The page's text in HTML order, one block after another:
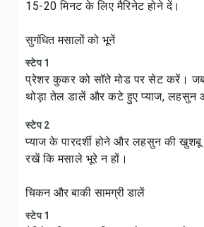
15-20 मिनट के लिए मैरिनेट होने दें।
सुगंधित मसालों को भूनें
स्टेप 1
प्रेशर कुकर को सॉते मोड पर सेट करें। जब
थोड़ा तेल डालें और कटे हुए प्याज, लहसुन
स्टेप 2
प्याज के पारदर्शी होने और लहसुन की
रखें कि मसाले भूरे न हों।
चिकन और बाकी सामग्री डालें
स्टेप 1